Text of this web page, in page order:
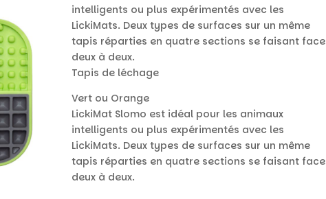
intelligents ou plus expérimentés avec les
LickiMats. Deux types de surfaces sur un même
tapis réparties en quatre sections se faisant face
deux à deux.
Tapis de léchage
Vert ou Orange
LickiMat Slomo est idéal pour les animaux
intelligents ou plus expérimentés avec les
LickiMats. Deux types de surfaces sur un même
tapis réparties en quatre sections se faisant face
deux à deux.